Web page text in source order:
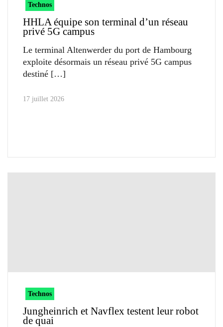
Technos
HHLA équipe son terminal d’un réseau
privé 5G campus
Le terminal Altenwerder du port de Hambourg
exploite désormais un réseau privé 5G campus
destiné
17 juillet 2026
Technos
Jungheinrich et Navflex testent leur robot
de quai